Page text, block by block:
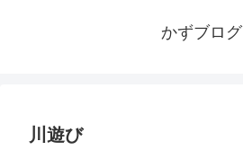
かずブログ
川遊び